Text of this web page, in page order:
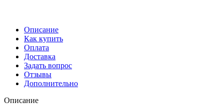
Описание
Как купить
Оплата
Доставка
Задать вопрос
Отзывы
Дополнительно
Описание